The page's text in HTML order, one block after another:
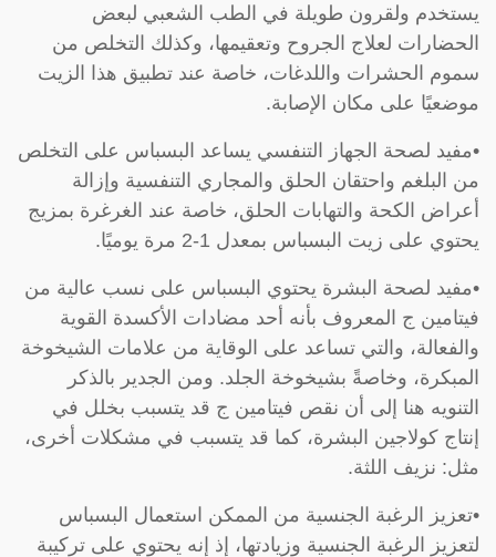
يستخدم ولقرون طويلة في الطب الشعبي لبعض
الحضارات لعلاج الجروح وتعقيمها، وكذلك التخلص من
سموم الحشرات واللدغات، خاصة عند تطبيق هذا الزيت
موضعيًا على مكان الإصابة.
•مفيد لصحة الجهاز التنفسي يساعد البسباس على التخلص
من البلغم واحتقان الحلق والمجاري التنفسية وإزالة
أعراض الكحة والتهابات الحلق، خاصة عند الغرغرة بمزيج
يحتوي على زيت البسباس بمعدل 1-2 مرة يوميًا.
•مفيد لصحة البشرة يحتوي البسباس على نسب عالية من
فيتامين ج المعروف بأنه أحد مضادات الأكسدة القوية
والفعالة، والتي تساعد على الوقاية من علامات الشيخوخة
المبكرة، وخاصةً بشيخوخة الجلد. ومن الجدير بالذكر
التنويه هنا إلى أن نقص فيتامين ج قد يتسبب بخلل في
إنتاج كولاجين البشرة، كما قد يتسبب في مشكلات أخرى،
مثل: نزيف اللثة.
•تعزيز الرغبة الجنسية من الممكن استعمال البسباس
لتعزيز الرغبة الجنسية وزيادتها، إذ إنه يحتوي على تركيبة